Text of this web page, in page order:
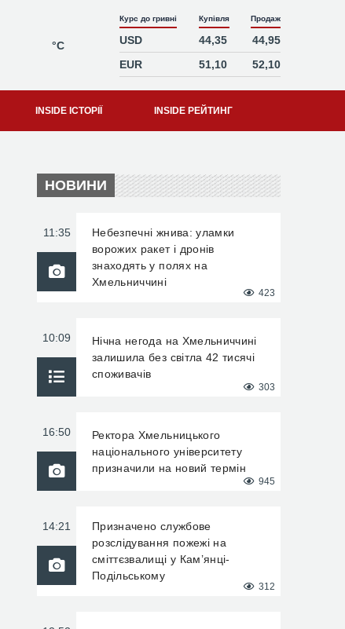
°C
Курс до гривні Купівля Продаж
USD 44,35
44,95
EUR
51,10 52,10
INSIDE ІСТОРІЇ INSIDE РЕЙТИНГ
НОВИНИ
11:35
Небезпечні жнива: уламки
ворожих ракет і дронів
знаходять у полях на
Хмельниччині
423
10:09
Нічна негода на Хмельниччині
залишила без світла 42 тисячі
споживачів
303
16:50
Ректора Хмельницького
національного університету
призначили на новий термін
945
14:21
Призначено службове
розслідування пожежі на
сміттєзвалищі у Кам’янці-
Подільському
312